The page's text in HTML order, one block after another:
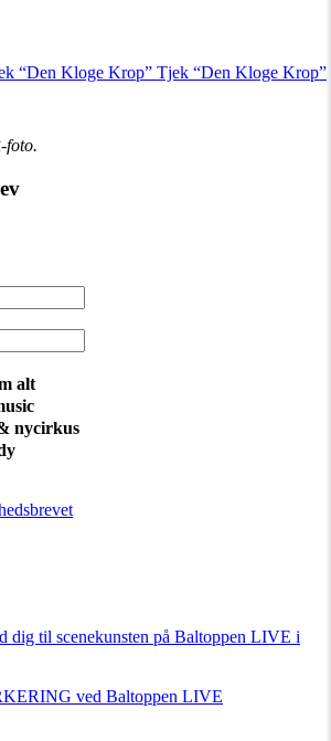
Tjek “Den Kloge Krop”
foto.
alt
nycirkus
dig til scenekunsten på Baltoppen LIVE i
ved Baltoppen LIVE